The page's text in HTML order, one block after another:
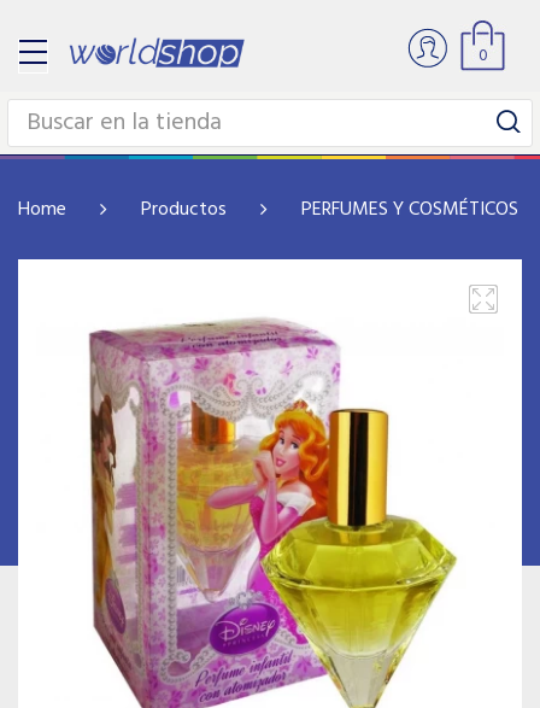
0
Home Productos PERFUMES Y COSMÉTICOS